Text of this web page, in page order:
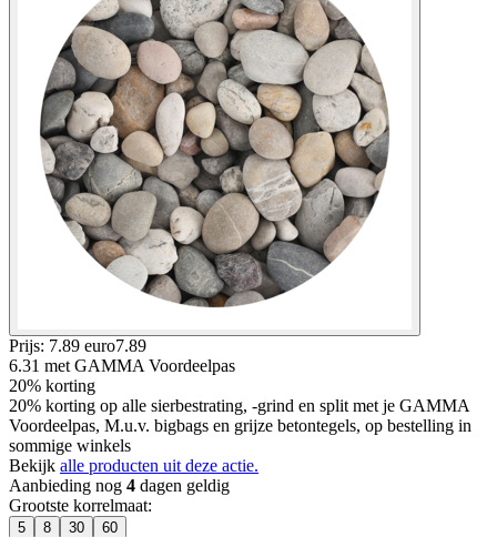
Prijs: 7.89 euro7.89
6.31 met GAMMA Voordeelpas
20% korting
20% korting op alle sierbestrating, -grind en split met je GAMMA
Voordeelpas, M.u.v. bigbags en grijze betontegels, op bestelling in
sommige winkels
Bekijk alle producten uit deze actie.
Aanbieding nog 4 dagen geldig
Grootste korrelmaat:
5 8 30 60